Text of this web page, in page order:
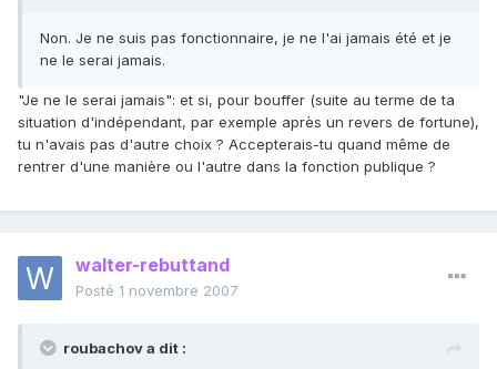
Non. Je ne suis pas fonctionnaire, je ne l'ai jamais été et je
ne le serai jamais.
"Je ne le serai jamais": et si, pour bouffer (suite au terme de ta
situation d'indépendant, par exemple après un revers de fortune),
tu n'avais pas d'autre choix ? Accepterais-tu quand même de
rentrer d'une manière ou l'autre dans la fonction publique ?
walter-rebuttand
Posté 1 novembre 2007
roubachov a dit :